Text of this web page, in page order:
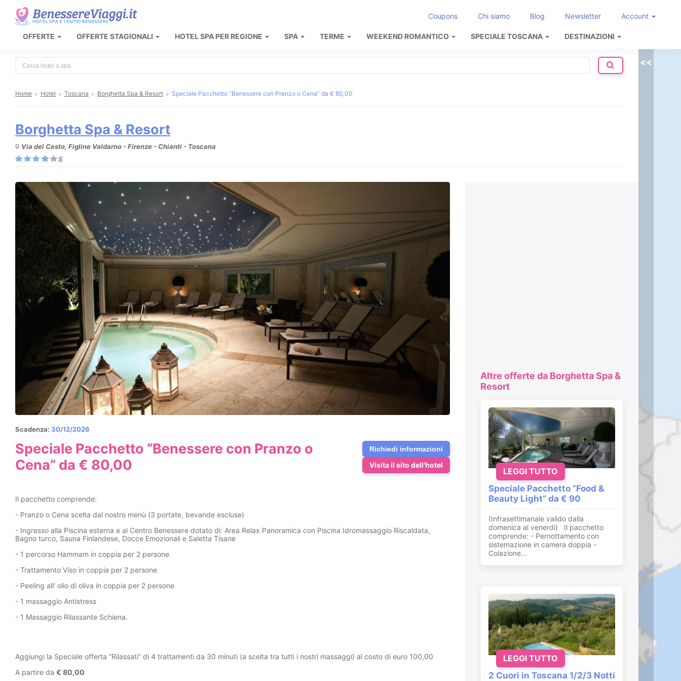
Coupons Chi siamo Blog Newsletter Account
OFFERTE OFFERTE STAGIONALI HOTEL SPA PER REGIONE SPA TERME WEEKEND ROMANTICO SPECIALE TOSCANA DESTINAZIONI
Home Hotel Toscana Borghetta Spa & Resort Speciale Pacchetto “Benessere con Pranzo o Cena” da € 80,00
Borghetta Spa & Resort
Via del Cesto, Figline Valdarno - Firenze - Chianti - Toscana
Scadenza: 30/12/2026
Speciale Pacchetto “Benessere con Pranzo o
Cena” da € 80,00
Richiedi informazioni
Visita il sito dell'hotel
Il pacchetto comprende:
- Pranzo o Cena scelta dal nostro menù (3 portate, bevande escluse)
- Ingresso alla Piscina esterna e al Centro Benessere dotato di: Area Relax Panoramica con Piscina Idromassaggio Riscaldata,
Bagno turco, Sauna Finlandese, Docce Emozionali e Saletta Tisane
- 1 percorso Hammam in coppia per 2 persone
- Trattamento Viso in coppia per 2 persone
- Peeling all’ olio di oliva in coppia per 2 persone
- 1 massaggio Antistress
- 1 Massaggio Rilassante Schiena.
Aggiungi la Speciale offerta “Rilassati” di 4 trattamenti da 30 minuti (a scelta tra tutti i nostri massaggi) al costo di euro 100,00
A partire da € 80,00
Altre offerte da Borghetta Spa &
Resort
Speciale Pacchetto “Food &
Beauty Light” da € 90
(Infrasettimanale valido dalla
domenica al venerdi) Il pacchetto
comprende: - Pernottamento con
sistemazione in camera doppia -
Colazione...
LEGGI TUTTO
2 Cuori in Toscana 1/2/3 Notti
LEGGI TUTTO
<<